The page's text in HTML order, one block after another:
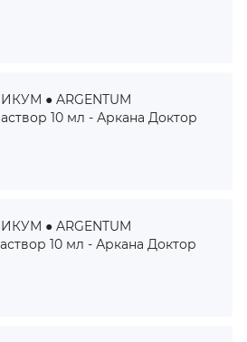
● ARGENTUM
10 мл - Аркана Доктор
● ARGENTUM
10 мл - Аркана Доктор